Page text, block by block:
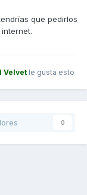
que pedirlos
Velvet le gusta esto
0